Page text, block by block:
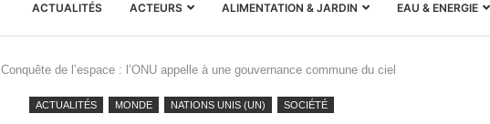
ACTUALITÉS ACTEURS ALIMENTATION & JARDIN EAU & ENERGIE
Conquête de l’espace : l’ONU appelle à une gouvernance commune du ciel
ACTUALITÉS MONDE NATIONS UNIS (UN) SOCIÉTÉ